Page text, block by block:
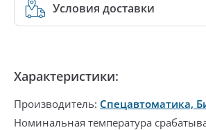
Условия доставки
Характеристики:
Производитель: Спецавтоматика,
Номинальная температура